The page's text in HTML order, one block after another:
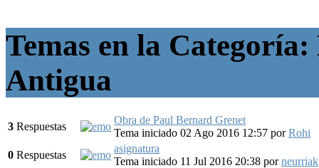
Temas en la
Antigua
3 Respuestas
Obra de Paul Bernard Grenet
Tema iniciado 02 Ago 2016 12:57 porRohi
0 Respuestas
asignatura
Tema iniciado 11 Jul 2016 20:38 porneurriak